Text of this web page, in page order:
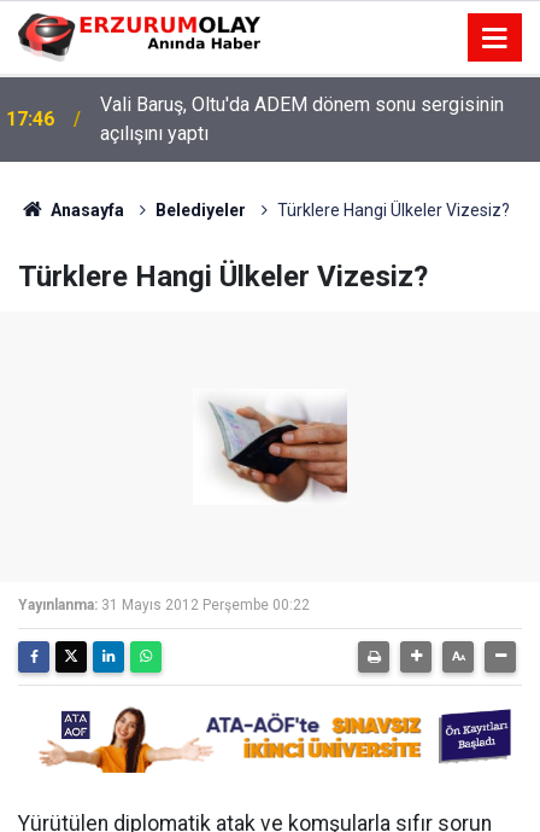
17:46
Vali Baruş, Oltu'da ADEM dönem sonu sergisinin
açılışını yaptı
Anasayfa Belediyeler Türklere Hangi Ülkeler Vizesiz?
Türklere Hangi Ülkeler Vizesiz?
Yayınlanma: 31 Mayıs 2012 Perşembe 00:22
Yürütülen diplomatik atak ve komşularla sıfır sorun